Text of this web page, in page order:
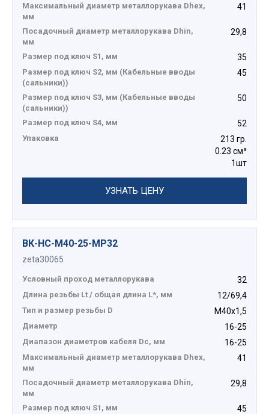
Максимальный диаметр металлорукава Dhex,
мм
41
Посадочный диаметр металлорукава Dhin,
мм
29,8
Размер под ключ S1, мм 35
Размер под ключ S2, мм (Кабельные вводы
(сальники))
45
Размер под ключ S3, мм (Кабельные вводы
(сальники))
50
Размер под ключ S4, мм 52
Упаковка
213 гр.
0.23 см³
1шт
УЗНАТЬ ЦЕНУ
ВК-НС-М40-25-МР32
zeta30065
Условный проход металлорукава 32
Длина резьбы Lt / общая длина L*, мм 12/69,4
Тип и размер резьбы D М40х1,5
Диаметр 16-25
Диапазон диаметров кабеля Dc, мм 16-25
Максимальный диаметр металлорукава Dhex,
мм
41
Посадочный диаметр металлорукава Dhin,
мм
29,8
Размер под ключ S1, мм 45